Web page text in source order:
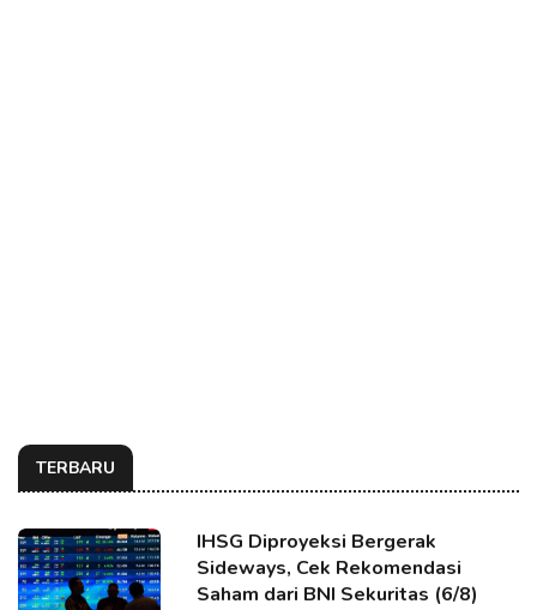
TERBARU
IHSG Diproyeksi Bergerak
Sideways, Cek Rekomendasi
Saham dari BNI Sekuritas (6/8)